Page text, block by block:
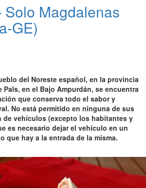
Solo Magdalenas
GE)
del Noreste español, en la provincia
Pals, en el Bajo Ampurdán, se encuentra
que conserva todo el sabor y
No está permitido en ninguna de sus
de vehículos (excepto los habitantes y
es necesario dejar el vehículo en un
que hay a la entrada de la misma.